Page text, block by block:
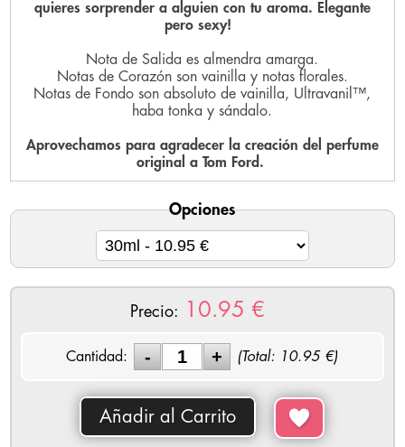
quieres sorprender a alguien con tu aroma. Elegante
pero sexy!
Nota de Salida es almendra amarga.
Notas de Corazón son vainilla y notas florales.
Notas de Fondo son absoluto de vainilla, Ultravanil™,
haba tonka y sándalo.
Aprovechamos para agradecer la creación del perfume
original a Tom Ford.
Opciones
Precio: 10.95 €
Cantidad: (Total: 10.95€)
Añadir al Carrito